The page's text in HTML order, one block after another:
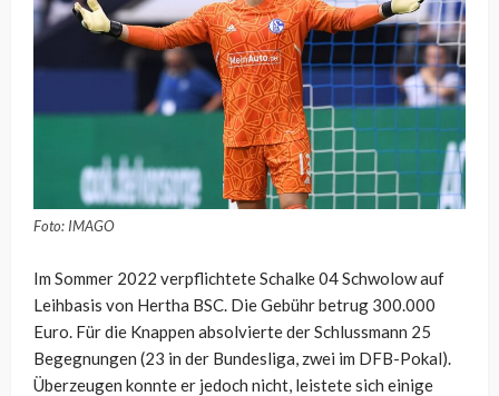
Foto: IMAGO
Im Sommer 2022 verpflichtete Schalke 04 Schwolow auf
Leihbasis von Hertha BSC. Die Gebühr betrug 300.000
Euro. Für die Knappen absolvierte der Schlussmann 25
Begegnungen (23 in der Bundesliga, zwei im DFB-Pokal).
Überzeugen konnte er jedoch nicht, leistete sich einige